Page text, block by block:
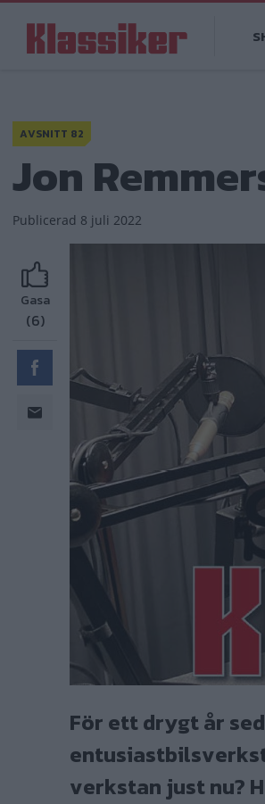
huvudinnehåll
AVSNITT 82
Jon
Publicerad 8 juli 2022
Gasa
(6)
För ett drygt år
verkstan just nu?